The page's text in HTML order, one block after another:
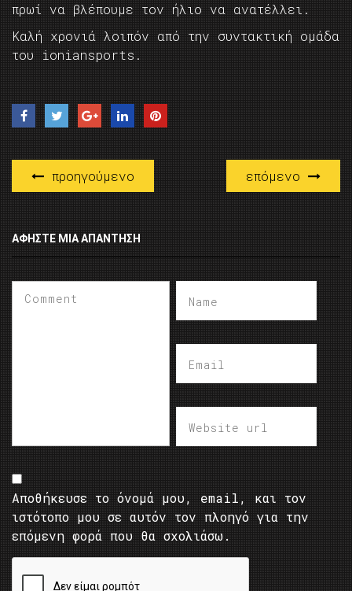
πρωί να βλέπουμε τον ήλιο να ανατέλλει.
Καλή χρονιά λοιπόν από την συντακτική ομάδα
του ioniansports.
προηγούμενο επόμενο
ΑΦΉΣΤΕ ΜΙΑ ΑΠΆΝΤΗΣΗ
Αποθήκευσε το όνομά μου, email, και τον
ιστότοπο μου σε αυτόν τον πλοηγό για την
επόμενη φορά που θα σχολιάσω.